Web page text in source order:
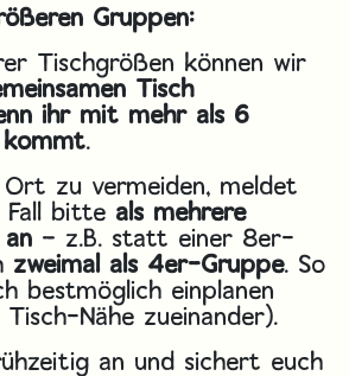
Gruppen:
Tischgrößen können wir
Tisch
ihr mit mehr als 6
kommt.
zu vermeiden, meldet
Fall bitte als mehrere
– z.B. statt einer 8er-
zweimal als 4er-Gruppe. So
bestmöglich einplanen
Tisch-Nähe zueinander).
an und sichert euch